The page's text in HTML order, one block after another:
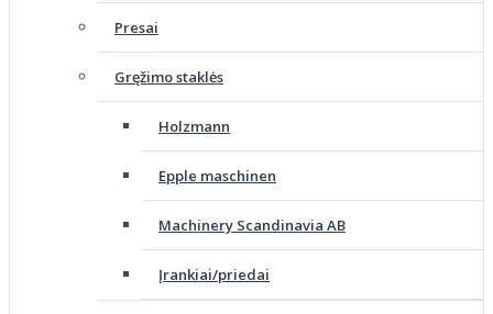
Presai
Gręžimo staklės
Holzmann
Epple maschinen
Machinery Scandinavia AB
Įrankiai/priedai